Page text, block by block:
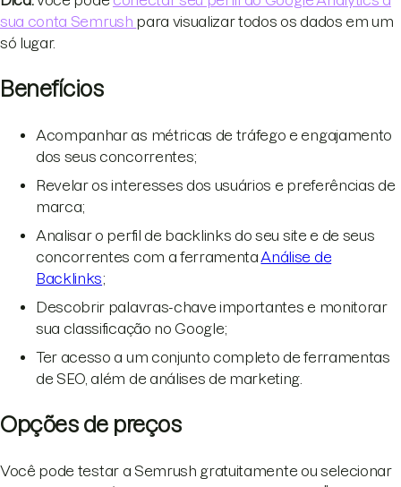
sua conta Semrush para visualizar todos os dados em um
só lugar.
Benefícios
Acompanhar as métricas de tráfego e engajamento
dos seus concorrentes;
Revelar os interesses dos usuários e preferências de
marca;
Analisar o perfil de backlinks do seu site e de seus
concorrentes com a ferramenta Análise de
Backlinks;
Descobrir palavras-chave importantes e monitorar
sua classificação no Google;
Ter acesso a um conjunto completo de ferramentas
de SEO, além de análises de marketing.
Opções de preços
Você pode testar a Semrush gratuitamente ou selecionar